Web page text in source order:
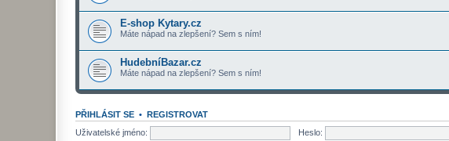
E-shop Kytary.cz
Máte nápad na zlepšení? Sem s ním!
HudebníBazar.cz
Máte nápad na zlepšení? Sem s ním!
PŘIHLÁSIT SE • REGISTROVAT
Uživatelské jméno:
Heslo: